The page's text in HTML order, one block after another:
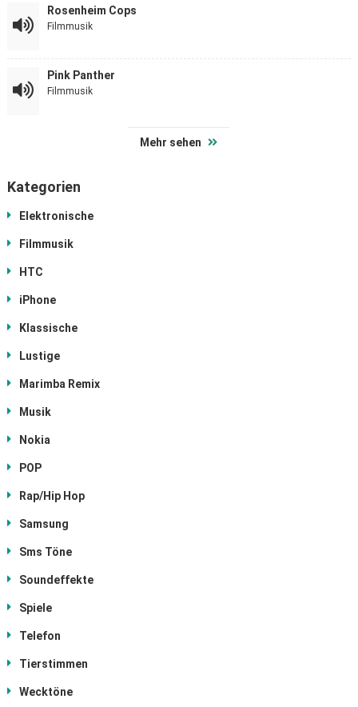
Rosenheim Cops
Filmmusik
Pink Panther
Filmmusik
Mehr sehen
Kategorien
Elektronische
Filmmusik
HTC
iPhone
Klassische
Lustige
Marimba Remix
Musik
Nokia
POP
Rap/Hip Hop
Samsung
Sms Töne
Soundeffekte
Spiele
Telefon
Tierstimmen
Wecktöne